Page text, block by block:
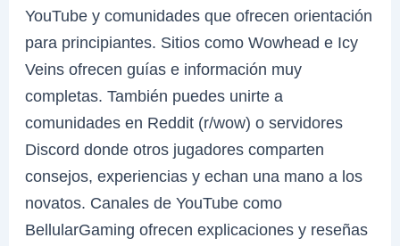
YouTube y comunidades que ofrecen orientación
para principiantes. Sitios como Wowhead e Icy
Veins ofrecen guías e información muy
completas. También puedes unirte a
comunidades en Reddit (r/wow) o servidores
Discord donde otros jugadores comparten
consejos, experiencias y echan una mano a los
novatos. Canales de YouTube como
BellularGaming ofrecen explicaciones y reseñas